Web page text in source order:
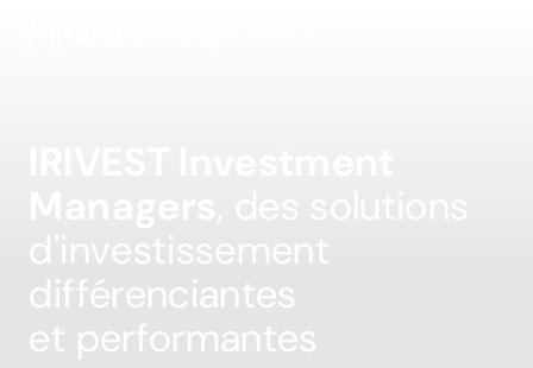
d'investissement
différenciantes
et performantes